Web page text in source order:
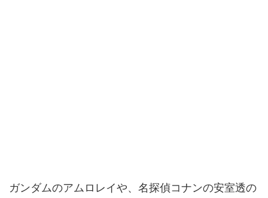
ガンダムのアムロレイや、名探偵コナンの安室透の